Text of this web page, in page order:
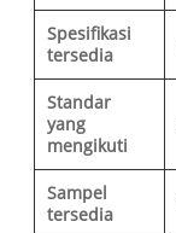
Spesifikasi
tersedia
Standar
yang
mengikuti
Sampel
tersedia